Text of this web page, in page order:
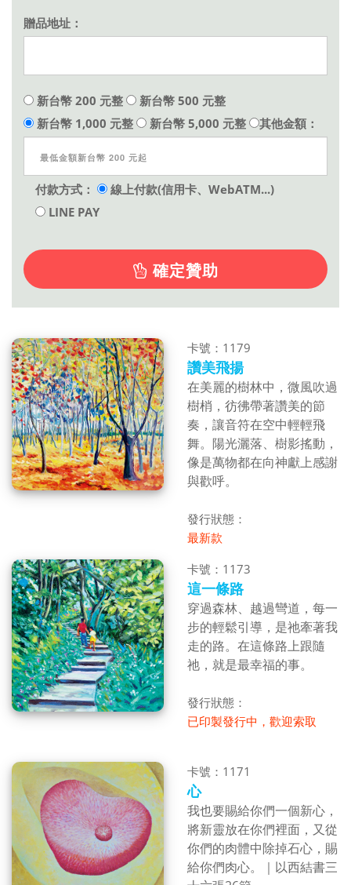
贈品地址：
新台幣 200 元整
新台幣 500 元整
新台幣 1,000 元整
新台幣 5,000 元整 其他金額：
付款方式：
線上付款(信用卡、WebATM...)
LINE PAY
確定贊助
卡號：1179
讚美飛揚
在美麗的樹林中，微風吹過
樹梢， 彷彿帶著讚美的節
奏，讓音符在空中輕輕飛
舞。 陽光灑落、樹影搖動，
像是萬物都在向神獻上感謝
與歡呼。
發行狀態：
最新款
卡號：1173
這一條路
穿過森林、越過彎道， 每一
步的輕鬆引導，是祂牽著我
走的路。 在這條路上跟隨
祂，就是最幸福的事。
發行狀態：
已印製發行中，歡迎索取
卡號：1171
心
我也要賜給你們一個新心，
將新靈放在你們裡面，又從
你們的肉體中除掉石心，賜
給你們肉心。｜以西結書三